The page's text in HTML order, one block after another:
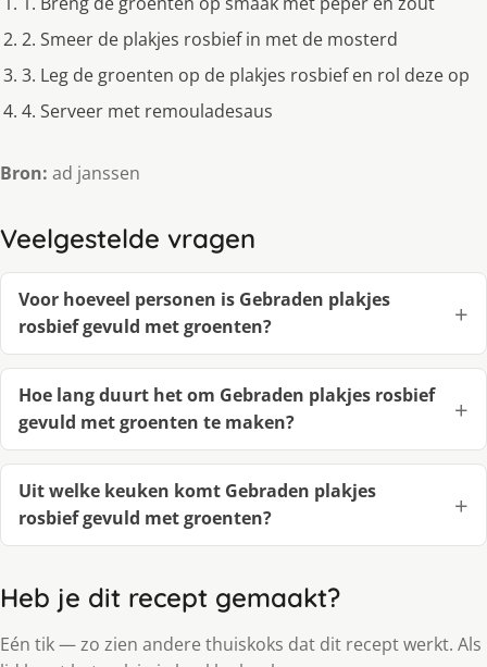
2. Smeer de plakjes rosbief in met de mosterd
3. Leg de groenten op de plakjes rosbief en rol deze op
4. Serveer met remouladesaus
Bron: ad janssen
Veelgestelde vragen
Voor hoeveel personen is Gebraden plakjes
rosbief gevuld met groenten?
Hoe lang duurt het om Gebraden plakjes rosbief
gevuld met groenten te maken?
Uit welke keuken komt Gebraden plakjes
rosbief gevuld met groenten?
Heb je dit recept gemaakt?
Eén tik — zo zien andere thuiskoks dat dit recept werkt. Als